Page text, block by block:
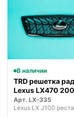
В наличии
TRD решетка
Lexus LX470
г.
Арт. LX-335